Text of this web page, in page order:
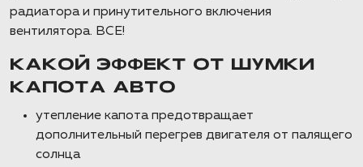
радиатора и принутительного включения
вентилятора. ВСЕ!
КАКОЙ ЭФФЕКТ ОТ ШУМКИ
КАПОТА АВТО
утепление капота предотвращает
дополнительный перегрев двигателя от палящего
солнца